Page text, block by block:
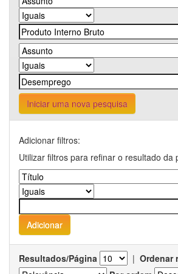
Iniciar uma nova pesquisa
Adicionar filtros:
Utilizar filtros para refinar o resultado da
Resultados/Página | Ordenar